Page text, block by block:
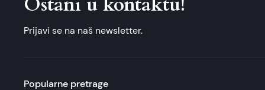
Prijavi se na naš newsletter.
Popularne pretrage